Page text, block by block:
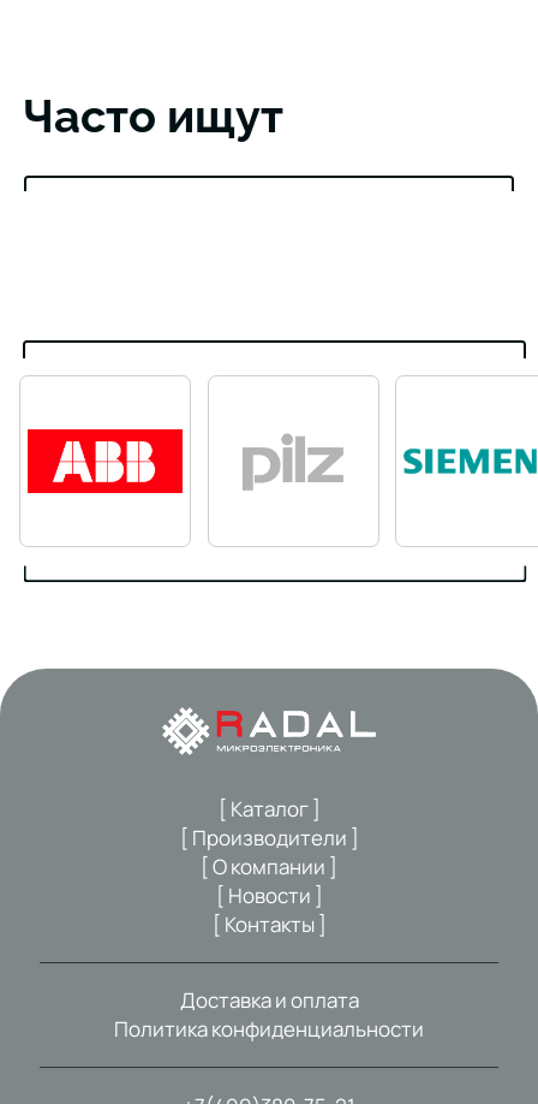
Часто ищут
[ Каталог ]
[ Производители ]
[ О компании ]
[ Новости ]
[ Контакты ]
Доставка и оплата
Политика конфиденциальности